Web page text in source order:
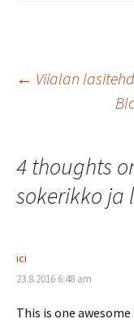
← Viialan
4 thoughts
sokerikko ja
ici
23.8.2016 6:48 am
This is one